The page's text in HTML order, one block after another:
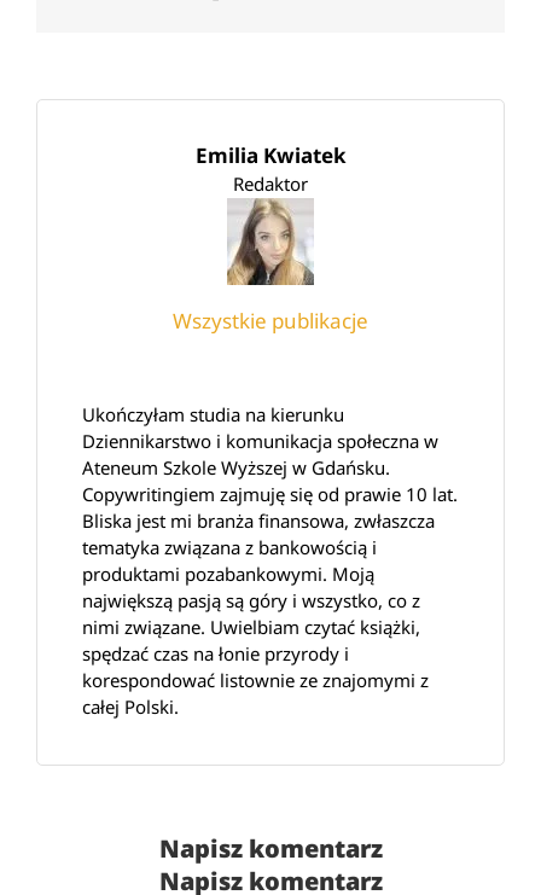
Emilia Kwiatek
Redaktor
Wszystkie publikacje
Ukończyłam studia na kierunku
Dziennikarstwo i komunikacja społeczna w
Ateneum Szkole Wyższej w Gdańsku.
Copywritingiem zajmuję się od prawie 10 lat.
Bliska jest mi branża finansowa, zwłaszcza
tematyka związana z bankowością i
produktami pozabankowymi. Moją
największą pasją są góry i wszystko, co z
nimi związane. Uwielbiam czytać książki,
spędzać czas na łonie przyrody i
korespondować listownie ze znajomymi z
całej Polski.
Napisz komentarz
Napisz komentarz